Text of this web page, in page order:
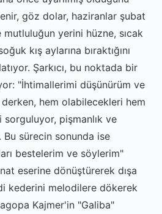
göz dolar, haziranlar şubat
yerini hüzne, sıcak
kış aylarına bıraktığını
Şarkıcı, bu noktada bir
"İhtimallerimi düşünürüm ve
hem olabilecekleri hem
pişmanlık ve
sürecin sonunda ise
bestelerim ve söylerim"
eserine dönüştürerek dışa
kederini melodilere dökerek
Kajmer'in "Galiba"